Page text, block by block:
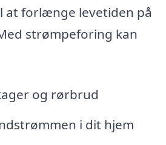
at forlænge levetiden på
strømpeforing kan
og rørbrud
i dit hjem